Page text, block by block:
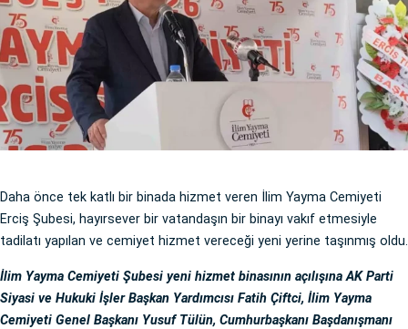
Daha önce tek katlı bir binada hizmet veren İlim Yayma Cemiyeti
Erciş Şubesi, hayırsever bir vatandaşın bir binayı vakıf etmesiyle
tadilatı yapılan ve cemiyet hizmet vereceği yeni yerine taşınmış oldu.
İlim Yayma Cemiyeti Şubesi yeni hizmet binasının açılışına AK Parti
Siyasi ve Hukuki İşler Başkan Yardımcısı Fatih Çiftci, İlim Yayma
Cemiyeti Genel Başkanı Yusuf Tülün, Cumhurbaşkanı Başdanışmanı